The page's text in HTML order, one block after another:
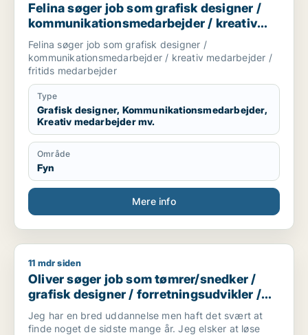
Felina søger job som grafisk designer /
kommunikationsmedarbejder / kreativ
medarbejder / fritids medarbejder
Felina søger job som grafisk designer /
kommunikationsmedarbejder / kreativ medarbejder /
fritids medarbejder
Type
Grafisk designer, Kommunikationsmedarbejder,
Kreativ medarbejder mv.
Område
Fyn
Mere info
Oliver søger job som tømrer/snedker / grafisk designer /
11 mdr siden
Oliver søger job som tømrer/snedker /
grafisk designer / forretningsudvikler /
kreativ medarbejder / driftsleder
Jeg har en bred uddannelse men haft det svært at
finde noget de sidste mange år. Jeg elsker at løse